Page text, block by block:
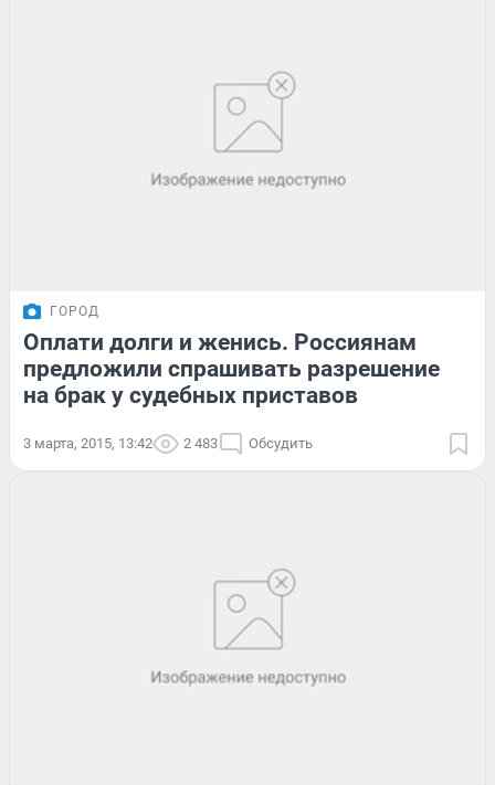
ГОРОД
Оплати долги и женись. Россиянам
предложили спрашивать разрешение
на брак у судебных приставов
3 марта, 2015, 13:42 2 483 Обсудить